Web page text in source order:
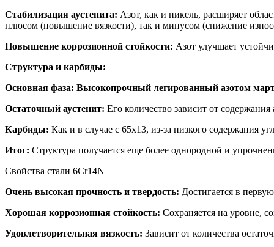
Стабилизация аустенита: Азот, как и никель, расширяет
плюсом (повышение вязкости), так и минусом (снижение
Повышение коррозионной стойкости: Азот улучшает
Структура и карбиды:
Основная фаза: Высокопрочный легированный азотом
Остаточный аустенит: Его количество зависит от
Карбиды: Как и в случае с 65х13, из-за низкого содержания
Итог: Структура получается еще более однородной и
Свойства стали 6Cr14N
Очень высокая прочность и твердость: Достигается в
Хорошая коррозионная стойкость: Сохраняется на уровне,
Удовлетворительная вязкость: Зависит от количества